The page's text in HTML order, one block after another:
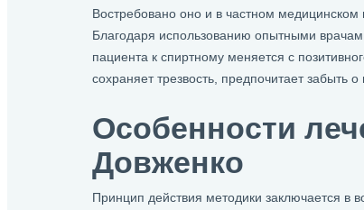
Востребовано оно и в частном медицинском
Благодаря использованию опытными
пациента к спиртному меняется с
сохраняет трезвость, предпочитает забыть
Особенности
Довженко
Принцип действия методики заключается в